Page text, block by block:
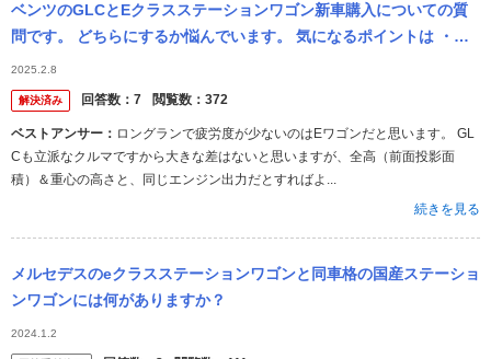
ベンツのGLCとEクラスステーションワゴン新車購入についての質
問です。 どちらにするか悩んでいます。 気になるポイントは ・高
速道路、長距離運転で疲れないのはどちらか？ ・リセールバリュは
どちら...
2025.2.8
解決済み 回答数： 7 閲覧数： 372
ベストアンサー： ロングランで疲労度が少ないのはEワゴンだと思います。 GL
Cも立派なクルマですから大きな差はないと思いますが、全高（前面投影面
積）＆重心の高さと、同じエンジン出力だとすればよ...
続きを見る
メルセデスのeクラスステーションワゴンと同車格の国産ステーショ
ンワゴンには何がありますか？
2024.1.2